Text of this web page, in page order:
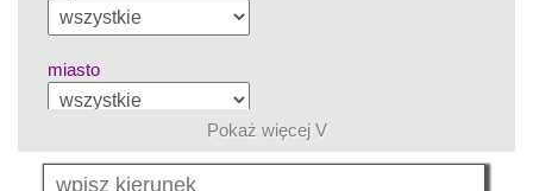
miasto
grupa kierunków
Pokaż więcej V